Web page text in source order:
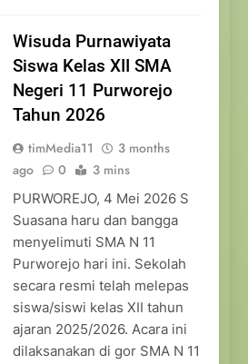
Wisuda Purnawiyata
Siswa Kelas XII SMA
Negeri 11 Purworejo
Tahun 2026
timMedia11
3 months
ago
0 3 mins
PURWOREJO, 4 Mei 2026 S
Suasana haru dan bangga
menyelimuti SMA N 11
Purworejo hari ini. Sekolah
secara resmi telah melepas
siswa/siswi kelas XII tahun
ajaran 2025/2026. Acara ini
dilaksanakan di gor SMA N 11